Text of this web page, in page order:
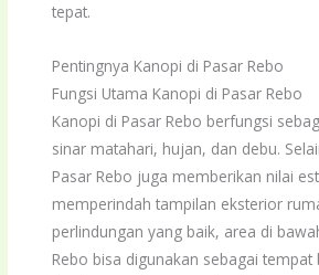
tepat.
Pentingnya Kanopi di Pasar Rebo
Fungsi Utama Kanopi di Pasar Rebo
Kanopi di Pasar Rebo berfungsi
sinar matahari, hujan, dan debu.
Pasar Rebo juga memberikan nilai
memperindah tampilan eksterior
perlindungan yang baik, area di
Rebo bisa digunakan sebagai